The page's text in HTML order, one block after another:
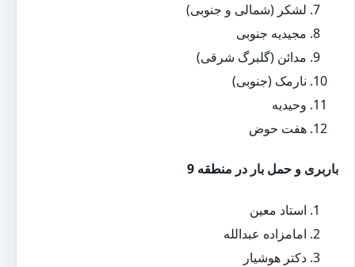
لشکر (شمالی و جنوبی)
مجیدیه جنوبی
مدائن (گلبرگ شرقی)
نارمک (جنوبی)
وحیدیه
هفت حوض
باربری و حمل بار در منطقه 9
استاد معین
امامزاده عبدالله
دکتر هوشیار